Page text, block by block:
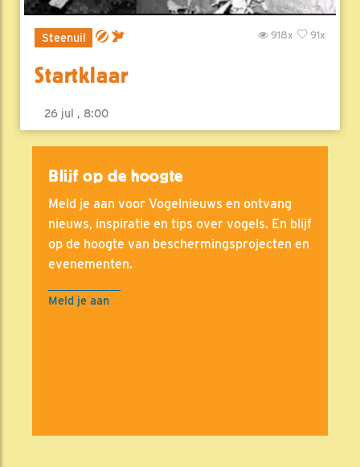
Steenuil 91x
918x
Startklaar
26 jul , 8:00
Blijf op de hoogte
Meld je aan voor Vogelnieuws en ontvang
nieuws, inspiratie en tips over vogels. En blijf
op de hoogte van beschermingsprojecten en
evenementen.
Meld je aan